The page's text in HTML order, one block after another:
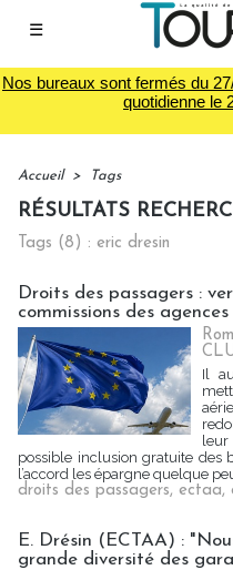
☰
Nos bureaux sont fermés du
quotidienne le
Accueil > Tags
RÉSULTATS
Tags (8) : eric dresin
Droits des passagers :
commissions des
Il
possible inclusion gratuite des
l’accord les épargne quelque
droits des passagers, ectaa,
E. Drésin (ECTAA) :
grande diversité des